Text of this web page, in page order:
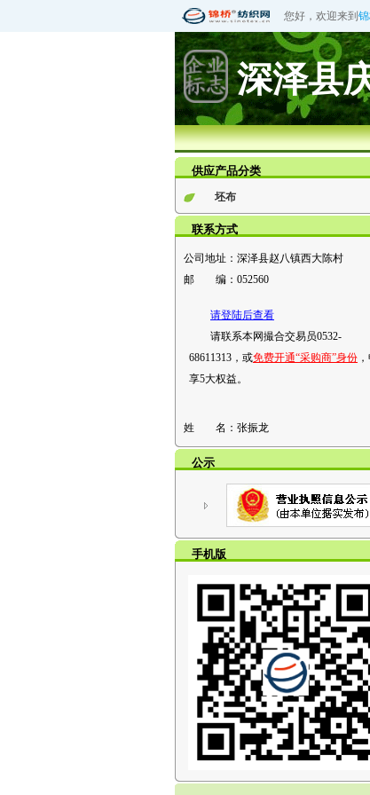
您好，欢迎来到
深泽县
供应产品分类
坯布
联系方式
公司地址： 深泽县赵八镇西大陈村
邮 编： 052560
请登陆后查看
请联系本网撮合交易员0532-
68611313，或免费开通“采购商”身份
享5大权益。
姓 名： 张振龙
公示
手机版